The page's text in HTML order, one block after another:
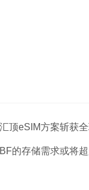
顶eSIM方案斩获
的存储需求或将